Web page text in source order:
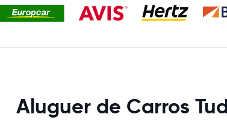
Aluguer de Carros